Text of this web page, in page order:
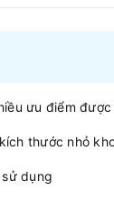
ưu điểm
thước nhỏ
dụng